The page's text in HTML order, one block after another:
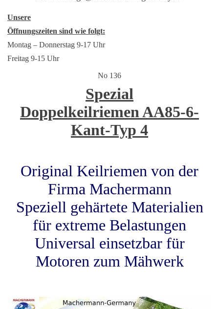
Unsere
Öffnungszeiten sind wie folgt:
Montag – Donnerstag 9-17 Uhr
Freitag 9-15 Uhr
No 136
Spezial
Doppelkeilriemen AA85-6-
Kant-Typ 4
Original Keilriemen von der
Firma Machermann
Speziell gehärtete Materialien
für extreme Belastungen
Universal einsetzbar für
Motoren zum Mähwerk